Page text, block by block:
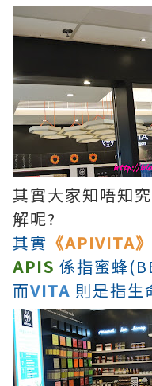
其實大家知唔知
解呢?
其實 《APIVITA》
APIS 係指蜜蜂
而VITA 則是指生